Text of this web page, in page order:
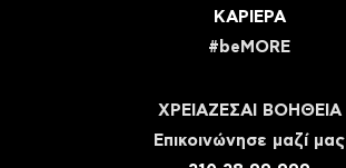
ΚΑΡΙΕΡΑ
#beMORE
ΧΡΕΙΑΖΕΣΑΙ ΒΟΗΘΕΙΑ
Eπικοινώνησε μαζί μας